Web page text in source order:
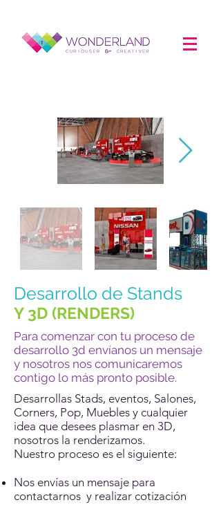
de
galería
Desarrollo de Stands
Y 3D (RENDERS)
Para comenzar con tu proceso de
desarrollo 3d envíanos un mensaje
y nosotros nos comunicaremos
contigo lo más pronto posible.
Desarrollas Stads, eventos, Salones,
Corners, Pop, Muebles y cualquier
idea que desees plasmar en 3D,
nosotros la renderizamos.
Nuestro proceso es el siguiente:
Nos envías un mensaje para
contactarnos y realizar cotización